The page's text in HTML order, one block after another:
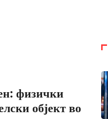
физички
објект во